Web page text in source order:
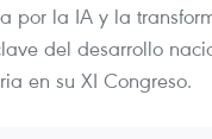
por la IA y la
del desarrollo
en su XI Congreso.